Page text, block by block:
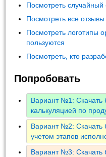
Посмотреть случайный
Посмотреть все
Посмотреть логотипы
пользуются
Посмотреть, кто
Попробовать
Вариант №1: Скачать
калькуляцией по
Вариант №2: Скачать
учетом этапов
Вариант №3: Скачать